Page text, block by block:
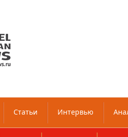
Статьи Интервью